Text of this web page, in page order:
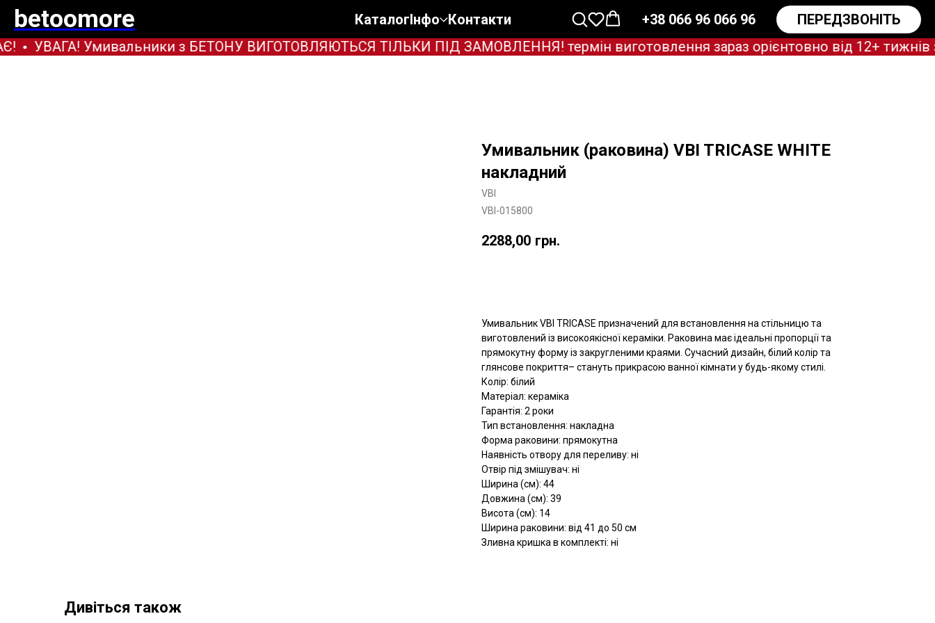
betoomore КаталогІнфо Контакти +38 066 96 066 96
ПЕРЕДЗВОНІТЬ
УВАГА! Умивальники з БЕТОНУ ВИГОТОВЛЯЮТЬСЯ ТІЛЬКИ ПІД ЗАМОВЛЕННЯ! термін виготовлення зараз орієнтовно від 12+ тижнів
Умивальник (раковина) VBI TRICASE WHITE
накладний
VBI
VBI-015800
2288,00 грн.
Умивальник VBI TRICASE призначений для встановлення на стільницю та
виготовлений із високоякісної кераміки. Раковина має ідеальні пропорції та
прямокутну форму із закругленими краями. Сучасний дизайн, білий колір та
глянсове покриття– стануть прикрасою ванної кімнати у будь-якому стилі.
Колір: білий
Матеріал: кераміка
Гарантія: 2 роки
Тип встановлення: накладна
Форма раковини: прямокутна
Наявність отвору для переливу: ні
Отвір під змішувач: ні
Ширина (см): 44
Довжина (см): 39
Висота (см): 14
Ширина раковини: від 41 до 50 см
Зливна кришка в комплекті: ні
Дивіться також